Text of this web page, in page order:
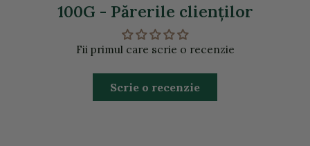
100G - Părerile clienţilor
Fii primul care scrie o recenzie
Scrie o recenzie